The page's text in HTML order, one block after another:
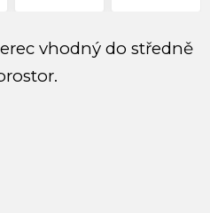
vhodný do středně